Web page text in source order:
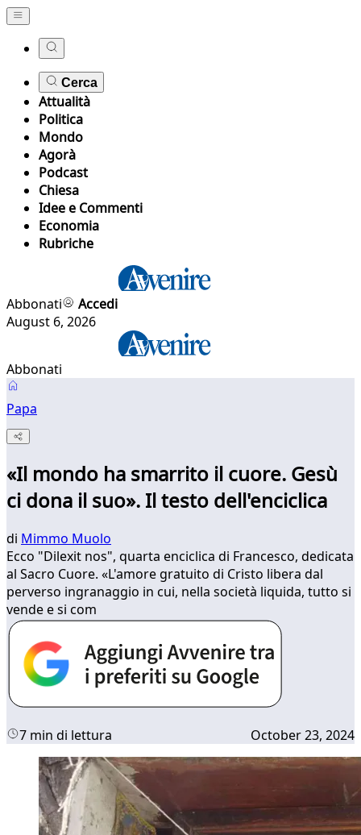
Cerca
Attualità
Politica
Mondo
Agorà
Podcast
Chiesa
Idee e Commenti
Economia
Rubriche
Abbonati
Accedi
August 6, 2026
Abbonati
Papa
«Il mondo ha smarrito il cuore. Gesù
ci dona il suo». Il testo dell'enciclica
di Mimmo Muolo
Ecco "Dilexit nos", quarta enciclica di Francesco, dedicata
al Sacro Cuore. «L'amore gratuito di Cristo libera dal
perverso ingranaggio in cui, nella società liquida, tutto si
vende e si com
7 min di lettura October 23, 2024